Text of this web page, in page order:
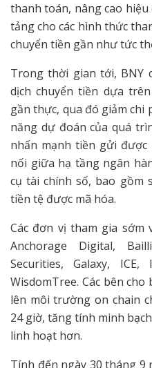
thanh toán, nâng cao
tảng cho các hình thức
chuyển tiền gần như tức
Trong thời gian tới, BNY
dịch chuyển tiền dựa
gần thực, qua đó giảm chi
năng dự đoán của quá
nhấn mạnh tiền gửi được
nối giữa hạ tầng ngân
cụ tài chính số, bao gồm
tiền tệ được mã hóa.
Các đơn vị tham gia sớm
Anchorage Digital,
Securities, Galaxy,
WisdomTree. Các bên
lên môi trường on chain
24 giờ, tăng tính minh
linh hoạt hơn.
Tính đến ngày 30 tháng 9